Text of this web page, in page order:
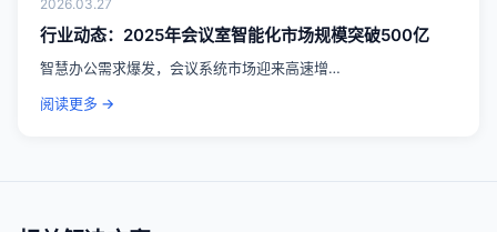
2026.03.27
行业动态：2025年会议室智能化市场规模突破500亿
智慧办公需求爆发，会议系统市场迎来高速增…
阅读更多 →